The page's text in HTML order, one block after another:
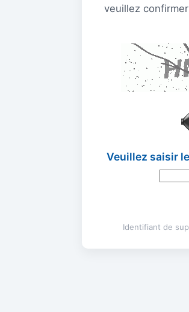
veuillez
Veuillez saisir
Identifiant de